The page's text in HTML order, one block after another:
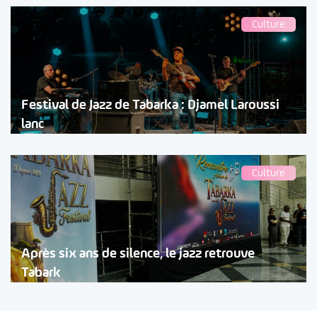
Culture
Festival de Jazz de Tabarka : Djamel Laroussi
lanc
Culture
Après six ans de silence, le jazz retrouve
Tabark